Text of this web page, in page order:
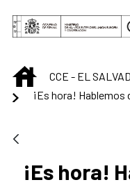
Saltar al contenido
INICIOCCE - EL
¡Es hora! Hablemos
¡Es hora!